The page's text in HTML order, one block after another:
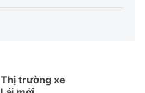
Thị trường xe